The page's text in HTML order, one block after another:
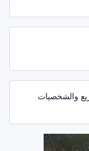
والشخصيات